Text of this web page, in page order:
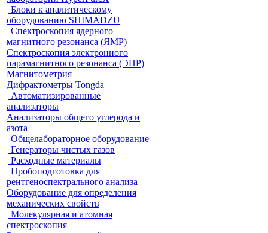
Блоки к аналитическому
оборудованию SHIMADZU
Спектроскопия ядерного
магнитного резонанса (ЯМР)
Спектроскопия электронного
парамагнитного резонанса (ЭПР)
Магнитометрия
Дифрактометры Tongda
Автоматизированные
анализаторы
Анализаторы общего углерода и
азота
Общелабораторное оборудование
Генераторы чистых газов
Расходные материалы
Пробоподготовка для
рентгеноспектрального анализа
Оборудование для определения
механических свойств
Молекулярная и атомная
спектроскопия